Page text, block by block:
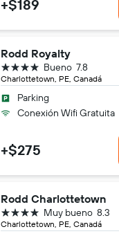
+$189
Rodd Royalty
Charlottetown, PE, Canadá
7.8
Bueno
4 estrellas
Parking
Conexión Wifi Gratuita
+$275
Rodd Charlottetown
Charlottetown, PE, Canadá
8.3
Muy bueno
4 estrellas